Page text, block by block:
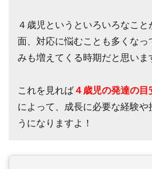
４歳児というといろいろなこ
面、対応に悩むことも多くなっ
みも増えてくる時期だと思いま
これを見れば４歳児の発達の目
によって、成長に必要な経験や
うになりますよ！